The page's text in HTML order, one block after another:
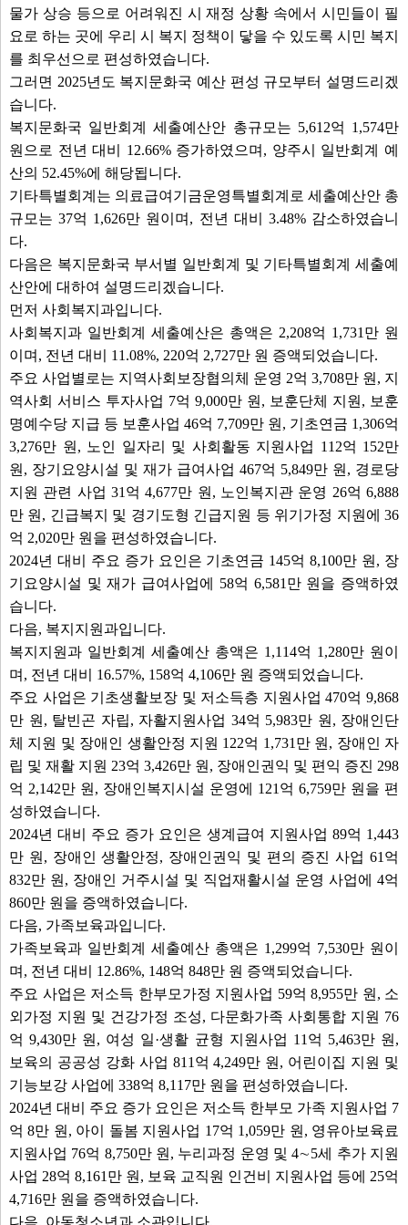
물가 상승 등으로 어려워진 시 재정 상황 속에서 시민들이 필
요로 하는 곳에 우리 시 복지 정책이 닿을 수 있도록 시민 복지
를 최우선으로 편성하였습니다.
그러면 2025년도 복지문화국 예산 편성 규모부터 설명드리겠
습니다.
복지문화국 일반회계 세출예산안 총규모는 5,612억 1,574만
원으로 전년 대비 12.66% 증가하였으며, 양주시 일반회계 예
산의 52.45%에 해당됩니다.
기타특별회계는 의료급여기금운영특별회계로 세출예산안 총
규모는 37억 1,626만 원이며, 전년 대비 3.48% 감소하였습니
다.
다음은 복지문화국 부서별 일반회계 및 기타특별회계 세출예
산안에 대하여 설명드리겠습니다.
먼저 사회복지과입니다.
사회복지과 일반회계 세출예산은 총액은 2,208억 1,731만 원
이며, 전년 대비 11.08%, 220억 2,727만 원 증액되었습니다.
주요 사업별로는 지역사회보장협의체 운영 2억 3,708만 원, 지
역사회 서비스 투자사업 7억 9,000만 원, 보훈단체 지원, 보훈
명예수당 지급 등 보훈사업 46억 7,709만 원, 기초연금 1,306억
3,276만 원, 노인 일자리 및 사회활동 지원사업 112억 152만
원, 장기요양시설 및 재가 급여사업 467억 5,849만 원, 경로당
지원 관련 사업 31억 4,677만 원, 노인복지관 운영 26억 6,888
만 원, 긴급복지 및 경기도형 긴급지원 등 위기가정 지원에 36
억 2,020만 원을 편성하였습니다.
2024년 대비 주요 증가 요인은 기초연금 145억 8,100만 원, 장
기요양시설 및 재가 급여사업에 58억 6,581만 원을 증액하였
습니다.
다음, 복지지원과입니다.
복지지원과 일반회계 세출예산 총액은 1,114억 1,280만 원이
며, 전년 대비 16.57%, 158억 4,106만 원 증액되었습니다.
주요 사업은 기초생활보장 및 저소득층 지원사업 470억 9,868
만 원, 탈빈곤 자립, 자활지원사업 34억 5,983만 원, 장애인단
체 지원 및 장애인 생활안정 지원 122억 1,731만 원, 장애인 자
립 및 재활 지원 23억 3,426만 원, 장애인권익 및 편익 증진 298
억 2,142만 원, 장애인복지시설 운영에 121억 6,759만 원을 편
성하였습니다.
2024년 대비 주요 증가 요인은 생계급여 지원사업 89억 1,443
만 원, 장애인 생활안정, 장애인권익 및 편의 증진 사업 61억
832만 원, 장애인 거주시설 및 직업재활시설 운영 사업에 4억
860만 원을 증액하였습니다.
다음, 가족보육과입니다.
가족보육과 일반회계 세출예산 총액은 1,299억 7,530만 원이
며, 전년 대비 12.86%, 148억 848만 원 증액되었습니다.
주요 사업은 저소득 한부모가정 지원사업 59억 8,955만 원, 소
외가정 지원 및 건강가정 조성, 다문화가족 사회통합 지원 76
억 9,430만 원, 여성 일·생활 균형 지원사업 11억 5,463만 원,
보육의 공공성 강화 사업 811억 4,249만 원, 어린이집 지원 및
기능보강 사업에 338억 8,117만 원을 편성하였습니다.
2024년 대비 주요 증가 요인은 저소득 한부모 가족 지원사업 7
억 8만 원, 아이 돌봄 지원사업 17억 1,059만 원, 영유아보육료
지원사업 76억 8,750만 원, 누리과정 운영 및 4∼5세 추가 지원
사업 28억 8,161만 원, 보육 교직원 인건비 지원사업 등에 25억
4,716만 원을 증액하였습니다.
다음, 아동청소년과 소관입니다.